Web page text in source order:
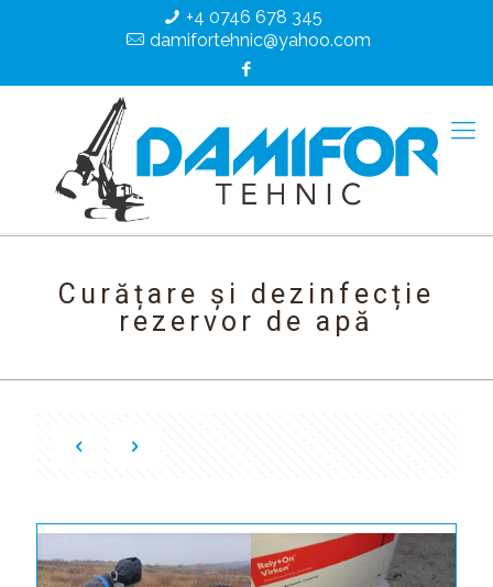
+4 0746 678 345
damifortehnic@yahoo.com
Curățare și dezinfecție
rezervor de apă